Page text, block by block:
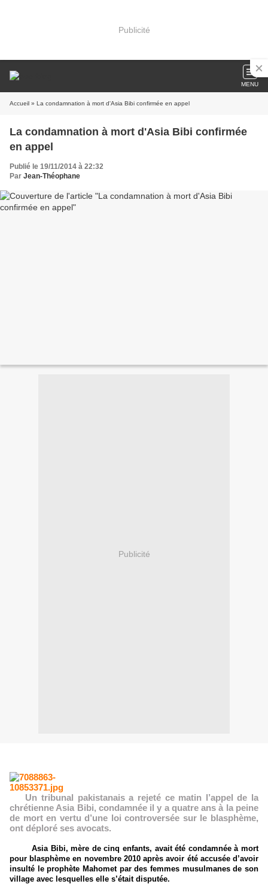
Publicité
MENU
Accueil » La condamnation à mort d'Asia Bibi confirmée en appel
La condamnation à mort d'Asia Bibi confirmée
en appel
Publié le 19/11/2014 à 22:32
Par Jean-Théophane
Publicité
Un tribunal pakistanais a rejeté ce matin l’appel de la
chrétienne Asia Bibi, condamnée il y a quatre ans à la peine
de mort en vertu d’une loi controversée sur le blasphème,
ont déploré ses avocats.
Asia Bibi, mère de cinq enfants, avait été condamnée à mort
pour blasphème en novembre 2010 après avoir été accusée d’avoir
insulté le prophète Mahomet par des femmes musulmanes de son
village avec lesquelles elle s’était disputée.